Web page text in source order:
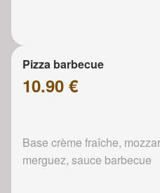
Pizza barbecue
10.90 €
Base crème fraîche,
merguez, sauce barbecue